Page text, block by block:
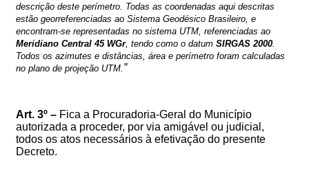
descrição deste perímetro. Todas as coordenadas aqui descritas
estão georreferenciadas ao Sistema Geodésico Brasileiro, e
encontram-se representadas no sistema UTM, referenciadas ao
Meridiano Central 45 WGr, tendo como o datum SIRGAS 2000
Todos os azimutes e distâncias, área e perímetro foram calculadas
no plano de projeção UTM. ”
Art. 3º – Fica a Procuradoria-Geral do Município
autorizada a proceder, por via amigável ou judicial,
todos os atos necessários à efetivação do presente
Decreto.